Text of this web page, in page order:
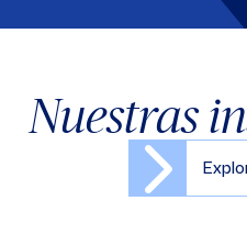
Nuestras